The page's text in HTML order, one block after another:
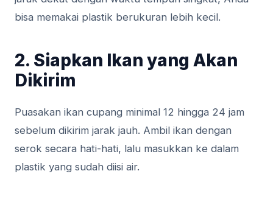
bisa memakai plastik berukuran lebih kecil.
2. Siapkan Ikan yang Akan
Dikirim
Puasakan ikan cupang minimal 12 hingga 24 jam
sebelum dikirim jarak jauh. Ambil ikan dengan
serok secara hati-hati, lalu masukkan ke dalam
plastik yang sudah diisi air.